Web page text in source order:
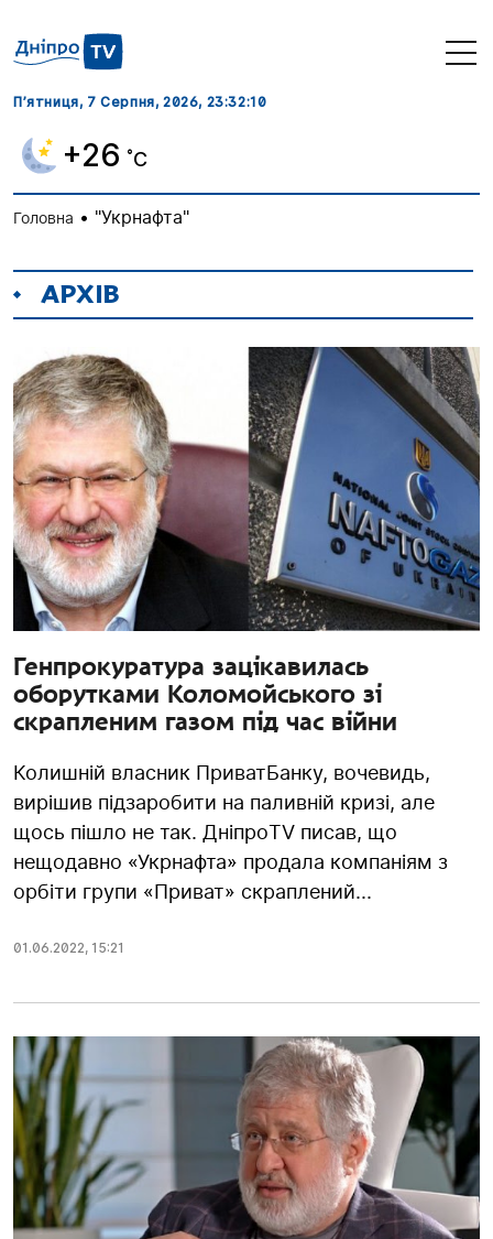
П’ятниця, 7 Серпня, 2026, 23:32:10
+26 ˚C
Головна • "Укрнафта"
АРХІВ
Генпрокуратура зацікавилась
оборутками Коломойського зі
скрапленим газом під час війни
Колишній власник ПриватБанку, вочевидь,
вирішив підзаробити на паливній кризі, але
щось пішло не так. ДніпроTV писав, що
нещодавно «Укрнафта» продала компаніям з
орбіти групи «Приват» скраплений...
01.06.2022, 15:21